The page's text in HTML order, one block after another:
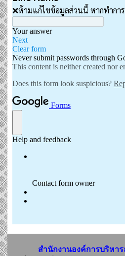
สำนักงานองค์การบริหา